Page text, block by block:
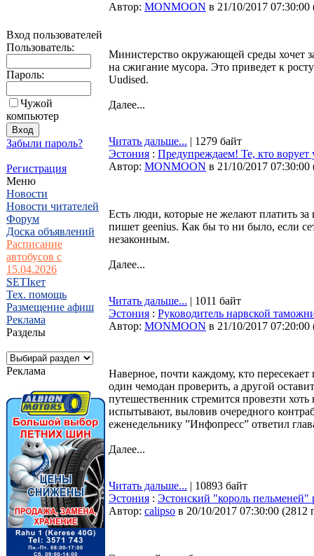
Вход пользователей
Пользователь:
Пароль:
Чужой
компьютер
Забыли пароль?
Регистрация
Меню
Новости
Новости читателей
Форум
Доска объявлений
Расписание
автобусов с
15.04.2026
SETIкет
Тех. помощь
Размещение афиш
Реклама
Разделы
Реклама
Автор: MONMOON в 21/10/2017 07:30:00
Министерство окружающей среды хочет
на сжигание мусора. Это приведет к
Uudised.
Далее...
Читать дальше... | 1279 байт
Эстония : Предупреждаем! Те, кто ворует
Автор: MONMOON в 21/10/2017 07:30:00
Есть люди, которые не желают платить
пишет geenius. Как бы то ни было, если
незаконным.
Далее...
Читать дальше... | 1011 байт
Эстония : Руководитель нарвской
Автор: MONMOON в 21/10/2017 07:20:00
Наверное, почти каждому, кто
один чемодан проверить, а другой
путешественник стремится провезти
испытывают, выловив очередного
еженедельнику ”Инфопресс” ответил
Далее...
Читать дальше... | 10893 байт
Эстония : Эстонский "король пельменей"
Автор: calipso в 20/10/2017 07:30:00 (2812